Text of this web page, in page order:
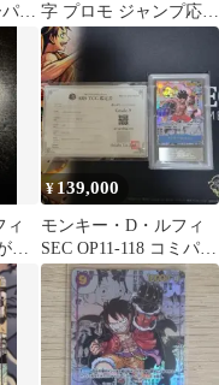
ー
字 プロモ ジャンプ応募
者全員 コミパラ psa
ィ
れ
¥139,000
モンキー・D・ルフィ
SEC OP11-118 コミパラ
ARS9